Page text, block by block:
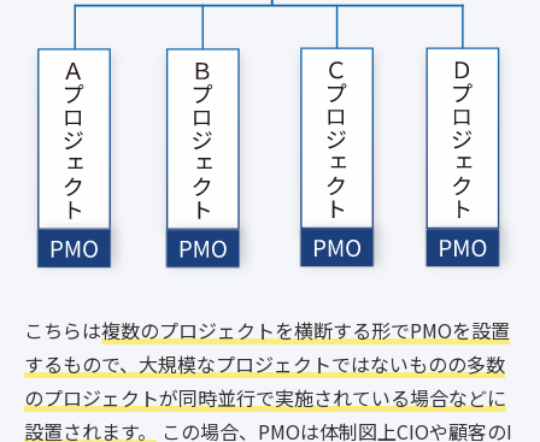
こちらは複数のプロジェクトを横断する形でPMOを設置
するもので、大規模なプロジェクトではないものの多数
のプロジェクトが同時並行で実施されている場合などに
設置されます。
この場合、PMOは体制図上CIOや顧客のI